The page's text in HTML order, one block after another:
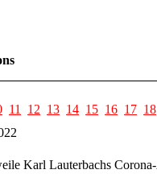
11 12 13 14 15 16 17 18
Karl Lauterbachs